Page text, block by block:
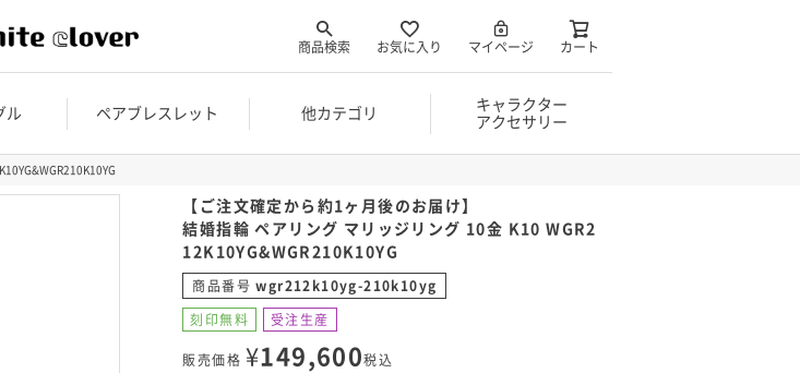
商品検索 お気に入り マイページ カート
ル ペアブレスレット 他カテゴリ
キャラクター
アクセサリー
【ご注文確定から約1ヶ月後のお届け】
結婚指輪 ペアリング マリッジリング 10金 K10 WGR2
12K10YG&WGR210K10YG
商品番号 wgr212k10yg-210k10yg
刻印無料 受注生産
販売価格 ¥149,600税込